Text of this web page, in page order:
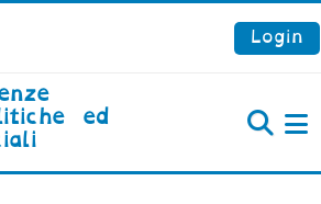
principale
Login
ed